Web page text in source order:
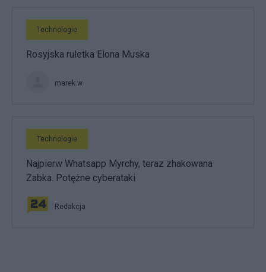
Technologie
Rosyjska ruletka Elona Muska
marek.w
Technologie
Najpierw Whatsapp Myrchy, teraz zhakowana
Żabka. Potężne cyberataki
Redakcja